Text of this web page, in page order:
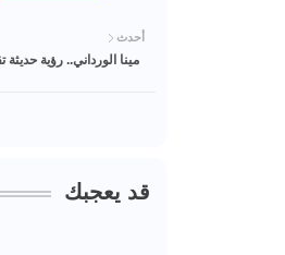
أحدث
مينا الورداني.. رؤية
قد يعجبك